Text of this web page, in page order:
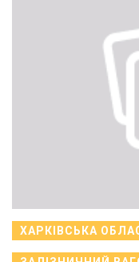
ХАРКІВСЬКА